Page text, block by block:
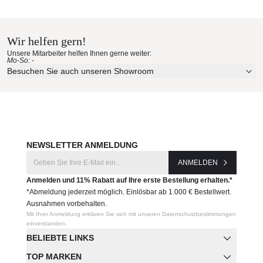
Gewicht: 47 kg
Maße (B × T × SH / H)
256 × 106 × 42 / 82 cm
Erleben Sie unsere Stoffe und Materialien ganz in Ruhe in
Ihren eigenen vier Wänden.
Aktuelle Originalstoffe des Herstellers
Wir helfen gern!
Unsere Mitarbeiter helfen Ihnen gerne weiter:
Mo-So: -
Besuchen Sie auch unseren Showroom
BELIEBTE LINKS
TOP MARKEN
NEWSLETTER ANMELDUNG
ANMELDEN
Anmelden und 11% Rabatt auf Ihre erste Bestellung erhalten.*
*Abmeldung jederzeit möglich. Einlösbar ab 1.000 € Bestellwert.
Ausnahmen vorbehalten.
Mit Ihrer Anmeldung erklären Sie sich mit unseren Datenschutzbestimmungen
einverstanden.